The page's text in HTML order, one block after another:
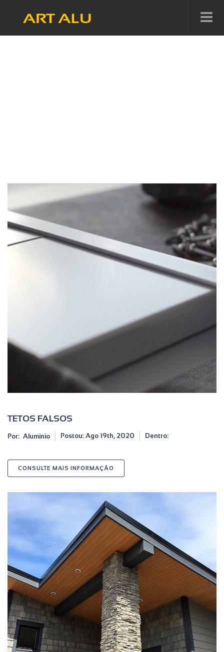
TETOS FALSOS
Por: Aluminio Postou: Ago 19th, 2020 Dentro:
CONSULTE MAIS INFORMAÇÃO